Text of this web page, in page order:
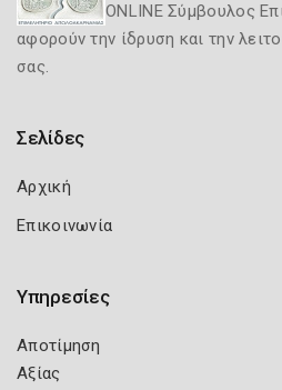
ONLINE Σύμβουλος
αφορούν την ίδρυση και την
σας.
Σελίδες
Αρχική
Επικοινωνία
Υπηρεσίες
Αποτίμηση
Αξίας